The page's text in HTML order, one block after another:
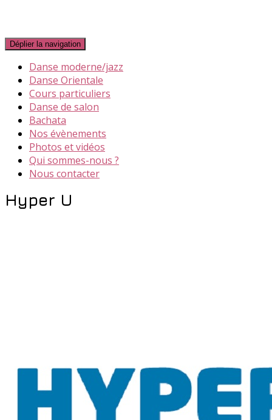
Déplier la navigation
Danse moderne/jazz
Danse Orientale
Cours particuliers
Danse de salon
Bachata
Nos évènements
Photos et vidéos
Qui sommes-nous ?
Nous contacter
Hyper U